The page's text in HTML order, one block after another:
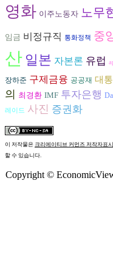
영화 이주노동자 노무
임금 비정규직 통화정책 중
산 일본 자본론 유럽
장하준 구제금융 공공재 대
의
최경환 IMF 투자은행
레이드 사진 증권화
이 저작물은 크리에이티브 커먼즈 저작자표
할 수 있습니다.
Copyright ©